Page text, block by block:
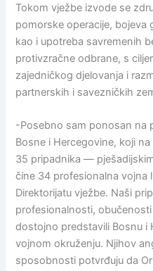
Tokom vježbe izvode se
pomorske operacije, bojeva
kao i upotreba savremenih
protivzračne odbrane, s
zajedničkog djelovanja i
partnerskih i savezničkih
-Posebno sam ponosan na
Bosne i Hercegovine, koji na
35 pripadnika —
čine 34 profesionalna vojna
Direktorijatu vježbe. Naši
profesionalnosti,
dostojno predstavili Bosnu i
vojnom okruženju. Njihov
sposobnosti potvrđuju da